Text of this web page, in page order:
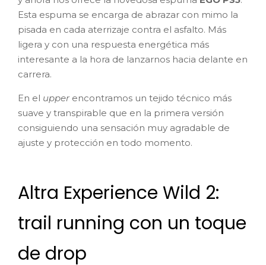
Esta espuma se encarga de abrazar con mimo la
pisada en cada aterrizaje contra el asfalto. Más
ligera y con una respuesta energética más
interesante a la hora de lanzarnos hacia delante en
carrera.
En el upper encontramos un tejido técnico más
suave y transpirable que en la primera versión
consiguiendo una sensación muy agradable de
ajuste y protección en todo momento.
Altra Experience Wild 2:
trail running con un toque
de drop